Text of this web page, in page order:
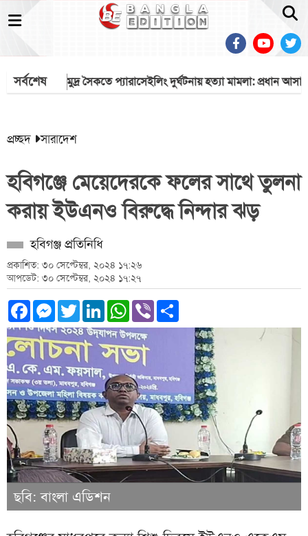
সর্বশেষ
প্রচ্ছদ সারাদেশ
হবিগঞ্জে মেয়েদেরকে ফলের সাথে তুলনা
করায় ইউএনও বিরুদ্ধে নিন্দার ঝড়
হবিগঞ্জ প্রতিনিধি
প্রকাশিত: ৩০ সেপ্টেম্বর, ২০২৪ ১৭:২৬
আপডেট: ৩০ সেপ্টেম্বর, ২০২৪ ১৭:২৭
Facebook
Messenger
TwitterLinkedInWhatsApp
Viber
ছবি: বাংলা এডিশন